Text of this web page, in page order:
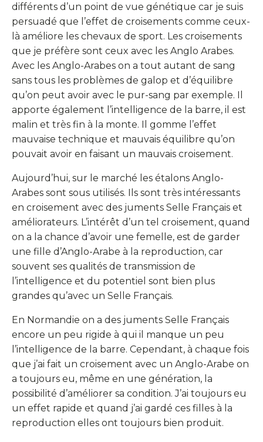
différents d’un point de vue génétique car je suis
persuadé que l’effet de croisements comme ceux-
là améliore les chevaux de sport. Les croisements
que je préfère sont ceux avec les Anglo Arabes.
Avec les Anglo-Arabes on a tout autant de sang
sans tous les problèmes de galop et d’équilibre
qu’on peut avoir avec le pur-sang par exemple. Il
apporte également l’intelligence de la barre, il est
malin et très fin à la monte. Il gomme l’effet
mauvaise technique et mauvais équilibre qu’on
pouvait avoir en faisant un mauvais croisement.
Aujourd’hui, sur le marché les étalons Anglo-
Arabes sont sous utilisés. Ils sont très intéressants
en croisement avec des juments Selle Français et
améliorateurs. L’intérêt d’un tel croisement, quand
on a la chance d’avoir une femelle, est de garder
une fille d’Anglo-Arabe à la reproduction, car
souvent ses qualités de transmission de
l’intelligence et du potentiel sont bien plus
grandes qu’avec un Selle Français.
En Normandie on a des juments Selle Français
encore un peu rigide à qui il manque un peu
l’intelligence de la barre. Cependant, à chaque fois
que j’ai fait un croisement avec un Anglo-Arabe on
a toujours eu, même en une génération, la
possibilité d’améliorer sa condition. J’ai toujours eu
un effet rapide et quand j’ai gardé ces filles à la
reproduction elles ont toujours bien produit.